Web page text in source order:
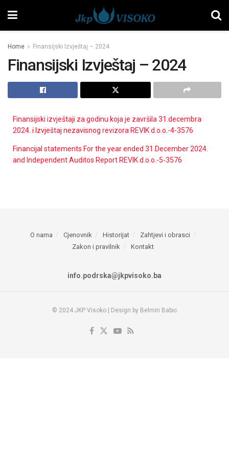
Home Finansijski Izvještaj – 2024
Finansijski Izvještaj – 2024
Finansijski izvještaji za godinu koja je završila 31.decembra
2024. i Izvještaj nezavisnog revizora REVIK d.o.o.-4-3576
Financijal statements For the year ended 31.December 2024.
and Independent Auditos Report REVIK d.o.o.-5-3576
O nama Cjenovnik Historijat
Zahtjevi i obrasci
Zakon i pravilnik
Kontakt
info.podrska@jkpvisoko.ba
© 2024 JKP Visoko | Design by Belmin Babic